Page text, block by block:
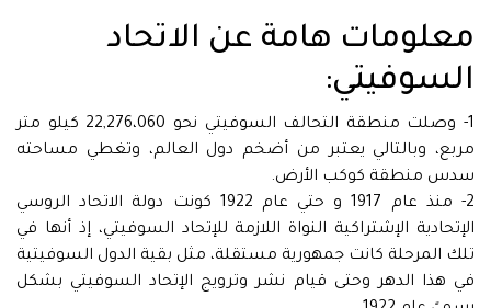
معلومات هامة عن الاتحاد
السوفيتي:
1- وصلت منطقة التحالف السوفيتي نحو 22,276،060 كيلو متر
مربع، وبالتالي يعتبر من أضخم دول العالم، وتغطي مساحته
سدس منطقة كوكب الأرض.
2- منذ عام 1917 و حتي عام 1922 كونت دولة الاتحاد الروسي
الإتحادية الإشتراكية النواة اللازمة للإتحاد السوفيتي، إذ أنها في
تلك المرحلة كانت جمهورية مستقلة، مثل بقية الدول السوفيتية
في هذا الدهر وحتى قيام نشر وترويج الإتحاد السوفيتي بشكل